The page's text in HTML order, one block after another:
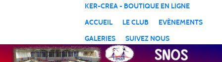
KER-CREA - BOUTIQUE EN LIGNE
ACCUEIL
LE CLUB
EVÈNEMENTS
GALERIES
SUIVEZ NOUS
Panneau de gestion des cookies